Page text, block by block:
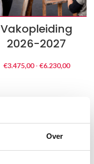
Over
Vakopleiding
2026-2027
€3.475,00 - €6.230,00